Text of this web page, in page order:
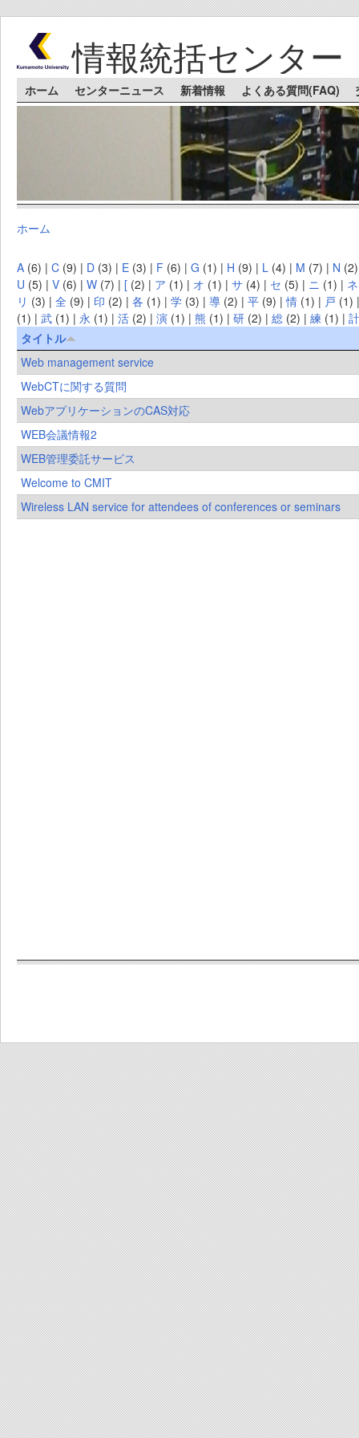
情報統括センター
Main menu
ホーム センターニュース 新着情報 よくある質問(FAQ)
You are here
ホーム
A (6) | C (9) | D (3) | E (3) | F (6) | G (1) | H (9) | L (4) | M (7) | N
U (5) | V (6) | W (7) | [ (2) | ア (1) | オ (1) | サ (4) | セ (5) | ニ (1) | ネ
リ (3) | 全 (9) | 印 (2) | 各 (1) | 学 (3) | 導 (2) | 平 (9) |情 (1) | 戸 (1)
(1) | 武 (1) | 永 (1) | 活 (2) | 演 (1) | 熊 (1) | 研 (2) | 総 (2) | 練 (1) | 計
タイトル
Web management service
WebCTに関する質問
WebアプリケーションのCAS対応
WEB会議情報2
WEB管理委託サービス
Welcome to CMIT
Wireless LAN service for attendees of conferences or seminars